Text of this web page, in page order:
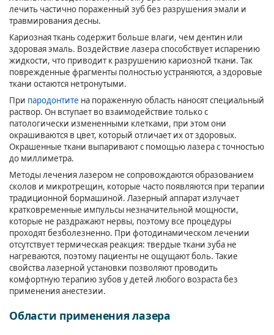
лечить частично пораженный зуб без разрушения эмали и
травмирования десны.
Кариозная ткань содержит больше влаги, чем дентин или
здоровая эмаль. Воздействие лазера способствует испарению
жидкости, что приводит к разрушению кариозной ткани. Так
поврежденные фрагменты полностью устраняются, а здоровые
ткани остаются нетронутыми.
При пародонтите на пораженную область наносят специальный
раствор. Он вступает во взаимодействие только с
патологически измененными клетками, при этом они
окрашиваются в цвет, который отличает их от здоровых.
Окрашенные ткани выпаривают с помощью лазера с точностью
до миллиметра.
Методы лечения лазером не сопровождаются образованием
сколов и микротрещин, которые часто появляются при терапии
традиционной бормашиной. Лазерный аппарат излучает
кратковременные импульсы незначительной мощности,
которые не раздражают нервы, поэтому все процедуры
проходят безболезненно. При фотодинамическом лечении
отсутствует термическая реакция: твердые ткани зуба не
нагреваются, поэтому пациенты не ощущают боль. Такие
свойства лазерной установки позволяют проводить
комфортную терапию зубов у детей любого возраста без
применения анестезии.
Области применения лазера